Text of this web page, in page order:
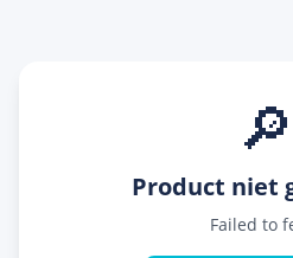
🔎
Product niet
Failed to